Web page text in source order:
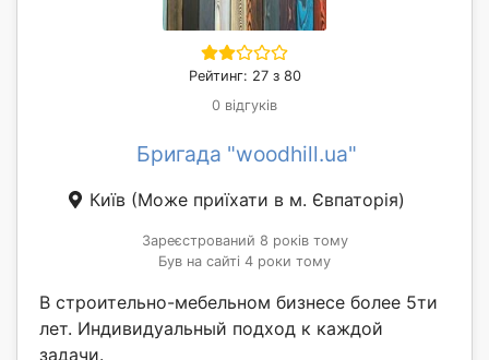
Рейтинг: 27 з 80
0 відгуків
Бригада "woodhill.ua"
Київ (Може приїхати в м. Євпаторія)
Зареєстрований 8 років тому
Був на сайті 4 роки тому
В строительно-мебельном бизнесе более 5ти
лет. Индивидуальный подход к каждой
задачи.